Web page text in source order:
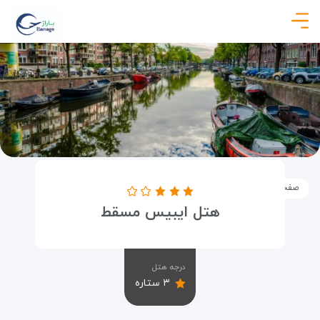
صفحه نخست اقامتگاه ها هتل ایبیس مسقط
هتل ایبیس مسقط
درجه هتل